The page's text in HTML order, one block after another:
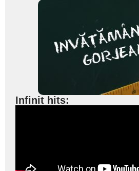
Infinit hits: